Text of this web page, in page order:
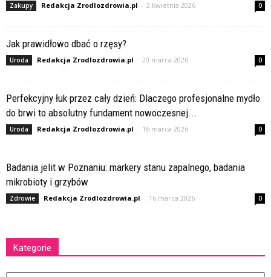
Zakupy Redakcja Zrodlozdrowia.pl - 2 kwietnia 2026 0
Jak prawidłowo dbać o rzęsy?
Uroda Redakcja Zrodlozdrowia.pl - 20 marca 2026 0
Perfekcyjny łuk przez cały dzień: Dlaczego profesjonalne mydło
do brwi to absolutny fundament nowoczesnej...
Uroda Redakcja Zrodlozdrowia.pl - 16 marca 2026 0
Badania jelit w Poznaniu: markery stanu zapalnego, badania
mikrobioty i grzybów
Zdrowie Redakcja Zrodlozdrowia.pl - 16 marca 2026 0
Kategorie
Kategorie